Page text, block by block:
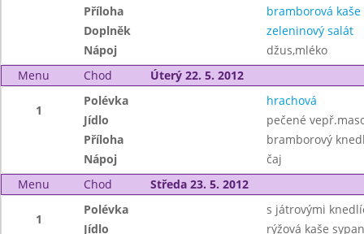
Příloha
bramborová kaše
Doplněk
zeleninový salát
Nápoj
džus,mléko
Menu
Chod Úterý 22. 5. 2012
1
Polévka
hrachová
Jídlo
pečené
Příloha
bramborový
Nápoj
čaj
Menu
Chod Středa 23. 5. 2012
1
Polévka
s játrovými
Jídlo
rýžová kaše